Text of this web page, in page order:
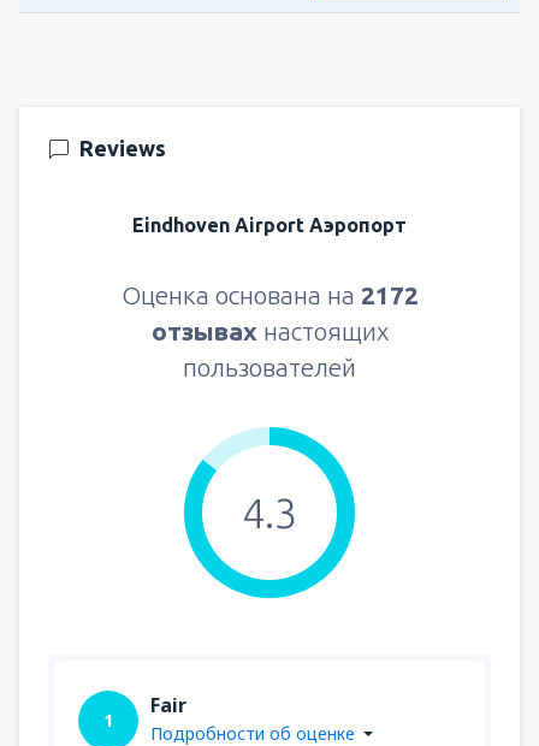
Reviews
Eindhoven Airport Аэропорт
Оценка основана на 2172
отзывах настоящих
пользователей
4.3
1
Fair
Подробности об оценке